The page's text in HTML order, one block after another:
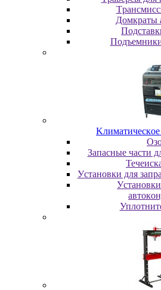
Дoмкpaты
Запасные части
Уcтaнoвки для